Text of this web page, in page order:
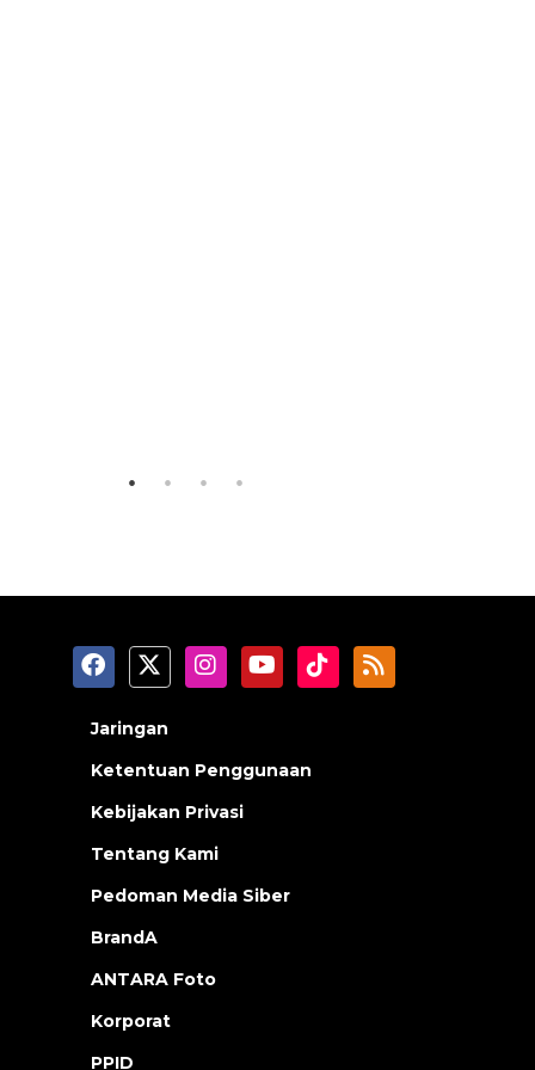
Jaringan
Ketentuan Penggunaan
Kebijakan Privasi
Tentang Kami
Pedoman Media Siber
BrandA
ANTARA Foto
Korporat
PPID